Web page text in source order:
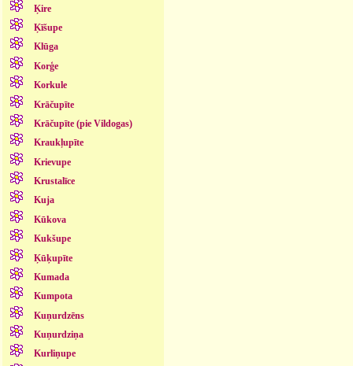
Ķire
Ķīšupe
Klūga
Korģe
Korkule
Krāčupīte
Krāčupīte (pie Vildogas)
Kraukļupīte
Krievupe
Krustalīce
Kuja
Kūkova
Kukšupe
Ķūķupīte
Kumada
Kumpota
Kuņurdzēns
Kuņurdziņa
Kurliņupe